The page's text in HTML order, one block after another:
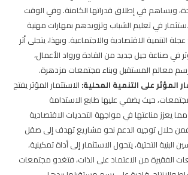
ويساهم في إطلاق قدراتها الكامنة. وفي الوقت
في تعليم الشباب وتزويدهم بمهارات مهنية
التنمية الاقتصادية والاجتماعية. وبهذا، يتجلى أثر
في صناعة جيل جديد من القادة ورواد الأعمال،
معالم المستقبل وبناء مجتمعات مزدهرة.
المؤثر على التنمية المحلية: الاستثمار المؤثر يفتح
حيث يضفي عليها طابع الاستدامة
مما يعزز مناعتها في مواجهة التحديات الاقتصادية
فمن خلال توجيه الدعم نحو مشاريع تهدف إلى صقل
البنية التحتية، يتحول الاستثمار إلى أداة تمكينية،
الفقيرة من الاعتماد على الذات، فتغدو مجتمعات